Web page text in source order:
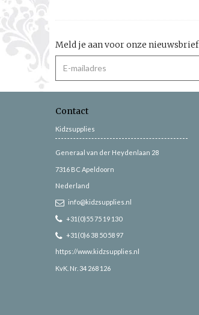
Meld je aan voor onze nieuwsbrief
Contact
Kidzsupplies
Generaal van der Heydenlaan 28
7316 BC Apeldoorn
Nederland
info@kidzsupplies.nl
+31(0)55 75 19 130
+31(0)6 38 50 58 97
https://www.kidzsupplies.nl
KvK. Nr. 34 268 126